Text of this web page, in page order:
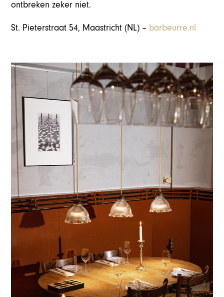
ontbreken zeker niet.
St. Pieterstraat 54, Maastricht (NL) – barbeurre.nl